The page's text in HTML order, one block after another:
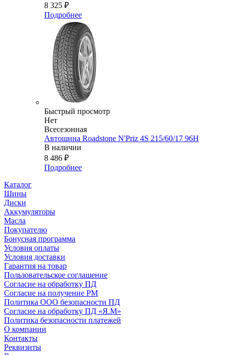
8 325 ₽
Подробнее
Быстрый просмотр
Нет
Всесезонная
Автошина Roadstone N'Priz 4S 215/60/17 96H
В наличии
8 486 ₽
Подробнее
Каталог
Шины
Диски
Аккумуляторы
Масла
Покупателю
Бонусная программа
Условия оплаты
Условия доставки
Гарантия на товар
Пользовательское соглашение
Согласие на обработку ПД
Согласие на получение РМ
Политика ООО безопасности ПД
Согласие на обработку ПД «Я.М»
Политика безопасности платежей
О компании
Контакты
Реквизиты